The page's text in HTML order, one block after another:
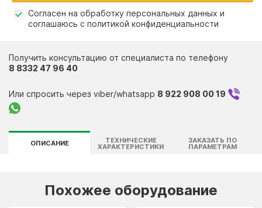
Вопрос-ответ
Согласен на обработку персональных данных и
соглашаюсь с политикой конфиденциальности
Получить консультацию от специалиста по телефону
8 8332 47 96 40
Или спросить через viber/whatsapp 8 922 908 00 19
ОПИСАНИЕ ТЕХНИЧЕСКИЕ
ХАРАКТЕРИСТИКИ
ЗАКАЗАТЬ ПО
ПАРАМЕТРАМ
Похожее оборудование